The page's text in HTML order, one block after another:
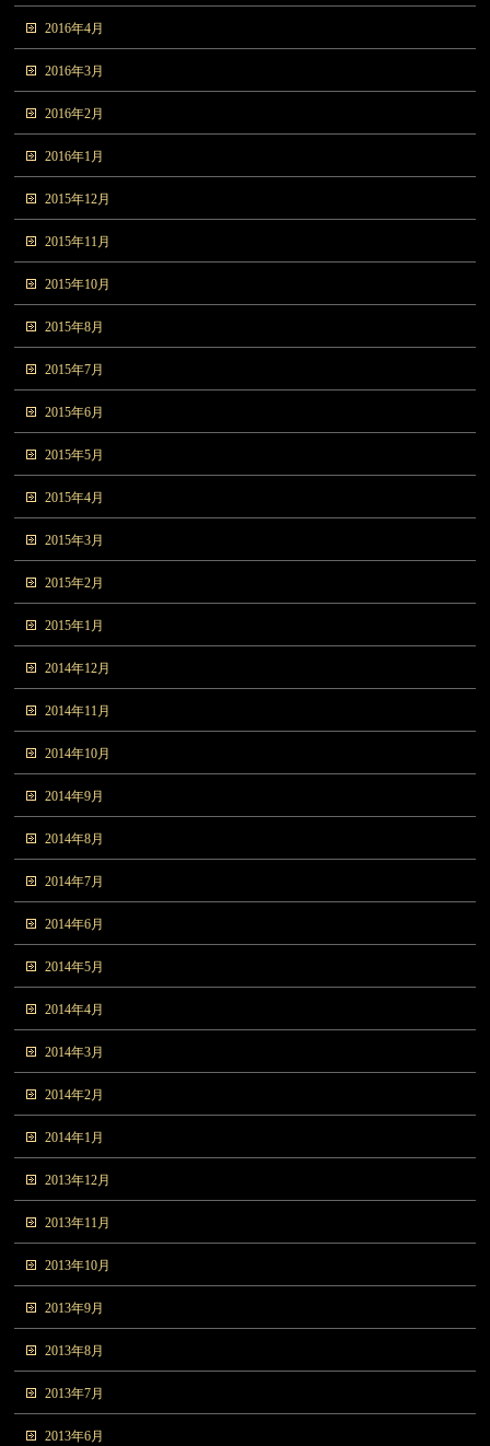
2016年4月
2016年3月
2016年2月
2016年1月
2015年12月
2015年11月
2015年10月
2015年8月
2015年7月
2015年6月
2015年5月
2015年4月
2015年3月
2015年2月
2015年1月
2014年12月
2014年11月
2014年10月
2014年9月
2014年8月
2014年7月
2014年6月
2014年5月
2014年4月
2014年3月
2014年2月
2014年1月
2013年12月
2013年11月
2013年10月
2013年9月
2013年8月
2013年7月
2013年6月